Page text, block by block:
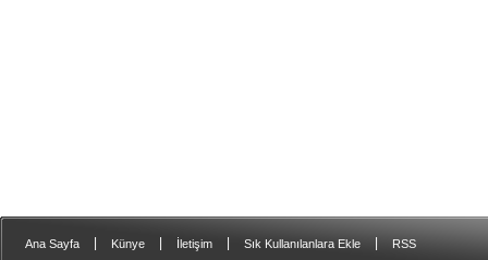
Ana Sayfa Künye İletişim Sık Kullanılanlara Ekle RSS